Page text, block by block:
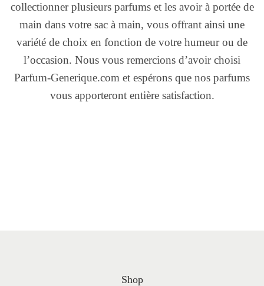
collectionner plusieurs parfums et les avoir à portée de
main dans votre sac à main, vous offrant ainsi une
variété de choix en fonction de votre humeur ou de
l’occasion. Nous vous remercions d’avoir choisi
Parfum-Generique.com et espérons que nos parfums
vous apporteront entière satisfaction.
Shop